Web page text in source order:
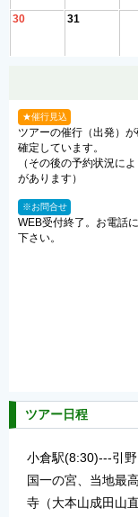
30 31
★催行見込
ツアーの催行（出発）
確定しています。
（その後の予約状況に
があります）
※お問合せ
WEB受付終了。お電話
下さい。
ツアー日程
小倉駅(8:30)---引
国一の宮、当地最
寺（大本山成田山